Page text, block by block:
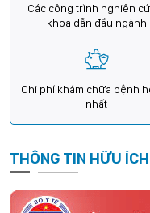
Các công trình nghiên
khoa dẫn đầu ngành
Chi phí khám chữa bệnh
nhất
THÔNG TIN HỮU